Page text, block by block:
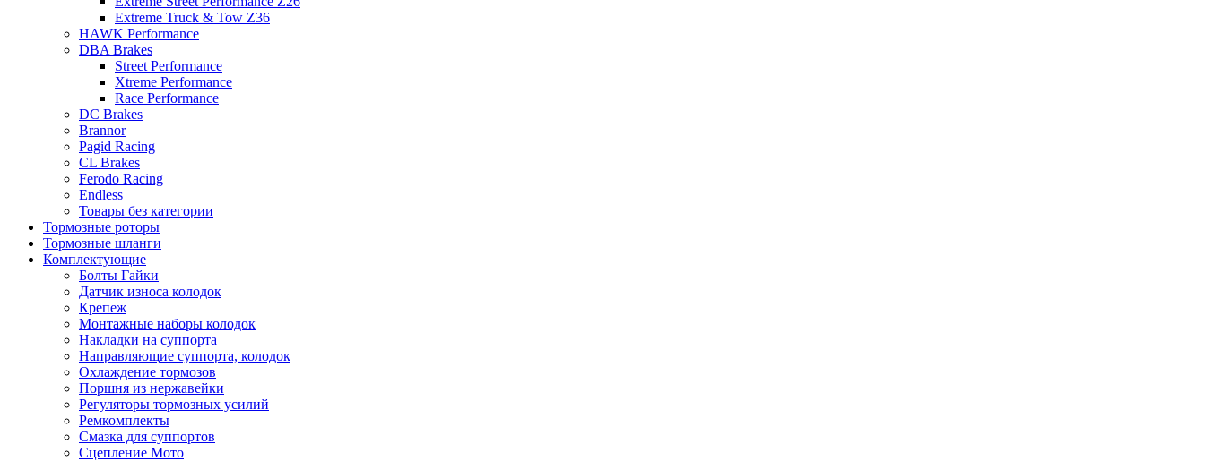
Extreme Truck & Tow Z36
HAWK Performance
DBA Brakes
Street Performance
Xtreme Performance
Race Performance
DC Brakes
Brannor
Pagid Racing
CL Brakes
Ferodo Racing
Endless
Товары без категории
Тормозные роторы
Тормозные шланги
Комплектующие
Болты Гайки
Датчик износа колодок
Крепеж
Монтажные наборы колодок
Накладки на суппорта
Направляющие суппорта, колодок
Охлаждение тормозов
Поршня из нержавейки
Регуляторы тормозных усилий
Ремкомплекты
Смазка для суппортов
Сцепление Мото